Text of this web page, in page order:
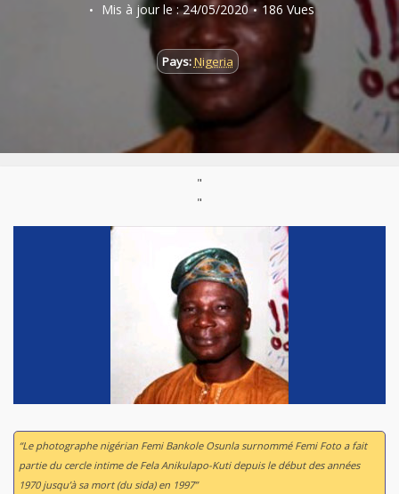
Mis à jour le : 24/05/2020
186 Vues
Pays:Nigeria
"
"
“Le photographe nigérian Femi Bankole Osunla surnommé Femi Foto a fait
partie du cercle intime de Fela Anikulapo-Kuti depuis le début des années
1970 jusqu’à sa mort (du sida) en 1997”